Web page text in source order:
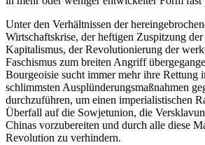
Unter den Verhältnissen der
Wirtschaftskrise, der heftigen Zuspitzung
Kapitalismus, der Revolutionierung der
Faschismus zum breiten Angriff
Bourgeoisie sucht immer mehr ihre Rettung
schlimmsten Ausplünderungsmaßnahmen
durchzuführen, um einen imperialistischen
Überfall auf die Sowjetunion, die
Chinas vorzubereiten und durch alle diese
Revolution zu verhindern.